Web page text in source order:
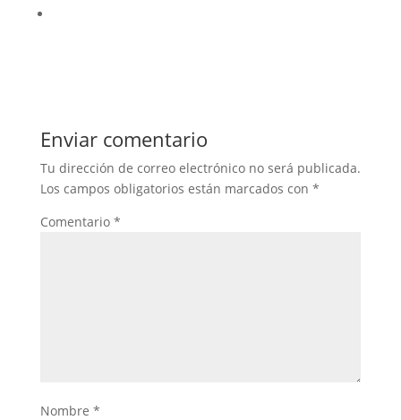
Enviar comentario
Tu dirección de correo electrónico no será publicada.
Los campos obligatorios están marcados con *
Comentario *
Nombre *